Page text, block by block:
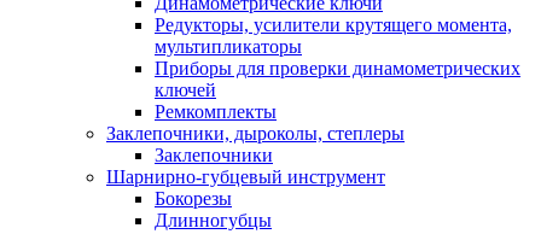
Редукторы, усилители крутящего момента,
мультипликаторы
Приборы для проверки динамометрических
ключей
Ремкомплекты
Заклепочники, дыроколы, степлеры
Заклепочники
Шарнирно-губцевый инструмент
Бокорезы
Длинногубцы